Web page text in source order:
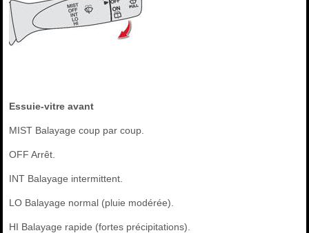
Essuie-vitre avant
MIST Balayage coup par coup.
OFF Arrêt.
INT Balayage intermittent.
LO Balayage normal (pluie modérée).
HI Balayage rapide (fortes précipitations).